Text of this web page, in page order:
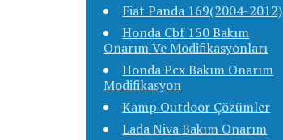
Fiat Panda 169(2004-2012)
Honda Cbf 150 Bakım
Onarım Ve Modifikasyonları
Honda Pcx Bakım Onarım
Modifikasyon
Kamp Outdoor Çözümler
Lada Niva Bakım Onarım